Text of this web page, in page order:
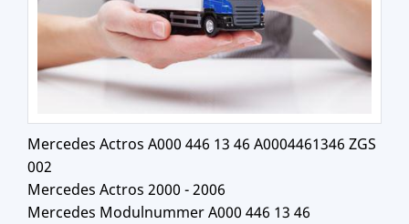
Mercedes Actros A000 446 13 46 A0004461346 ZGS
002
Mercedes Actros 2000 - 2006
Mercedes Modulnummer A000 446 13 46